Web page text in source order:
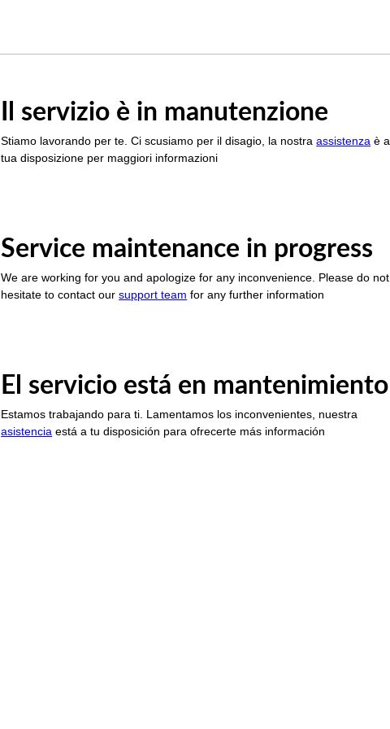
Il servizio è in manutenzione
Stiamo lavorando per te. Ci scusiamo per il disagio, la nostraassistenza è a
tua disposizione per maggiori informazioni
Service maintenance in progress
We are working for you and apologize for any inconvenience. Please do not
hesitate to contact oursupport team for any further information
El servicio está en mantenimiento
Estamos trabajando para ti. Lamentamos los inconvenientes, nuestra
asistencia está a tu disposición para ofrecerte más información